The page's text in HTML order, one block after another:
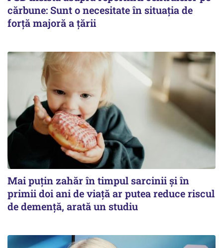
cărbune: Sunt o necesitate în situația de
forță majoră a țării
Mai puțin zahăr în timpul sarcinii și în
primii doi ani de viață ar putea reduce riscul
de demență, arată un studiu